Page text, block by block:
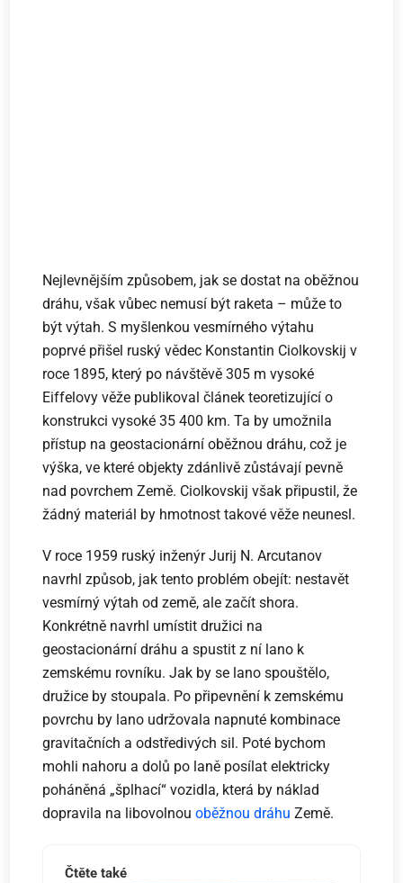
Nejlevnějším způsobem, jak se dostat na oběžnou
dráhu, však vůbec nemusí být raketa – může to
být výtah. S myšlenkou vesmírného výtahu
poprvé přišel ruský vědec Konstantin Ciolkovskij v
roce 1895, který po návštěvě 305 m vysoké
Eiffelovy věže publikoval článek teoretizující o
konstrukci vysoké 35 400 km. Ta by umožnila
přístup na geostacionární oběžnou dráhu, což je
výška, ve které objekty zdánlivě zůstávají pevně
nad povrchem Země. Ciolkovskij však připustil, že
žádný materiál by hmotnost takové věže neunesl.
V roce 1959 ruský inženýr Jurij N. Arcutanov
navrhl způsob, jak tento problém obejít: nestavět
vesmírný výtah od země, ale začít shora.
Konkrétně navrhl umístit družici na
geostacionární dráhu a spustit z ní lano k
zemskému rovníku. Jak by se lano spouštělo,
družice by stoupala. Po připevnění k zemskému
povrchu by lano udržovala napnuté kombinace
gravitačních a odstředivých sil. Poté bychom
mohli nahoru a dolů po laně posílat elektricky
poháněná „šplhací“ vozidla, která by náklad
dopravila na libovolnouoběžnou dráhu Země.
Čtěte také